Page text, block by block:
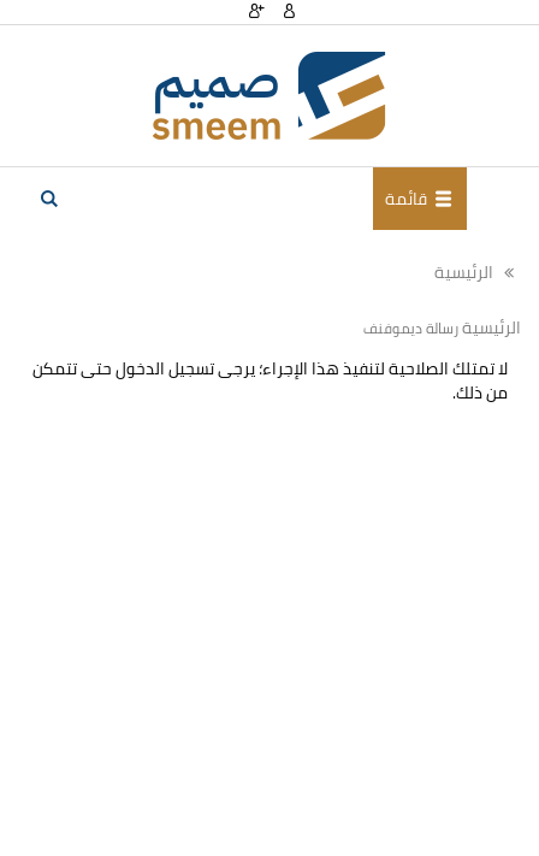
قائمة
الرئيسية
الرئيسيةرسالة ديموفنف
لا تمتلك الصلاحية لتنفيذ هذا الإجراء؛ يرجى تسجيل الدخول حتى تتمكن
من ذلك.